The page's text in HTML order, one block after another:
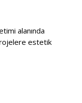
alanında
estetik